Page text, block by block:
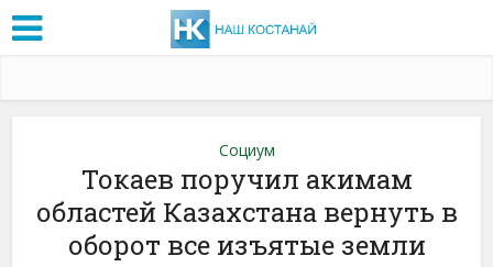
Социум
Токаев поручил акимам
областей Казахстана вернуть в
оборот все изъятые земли